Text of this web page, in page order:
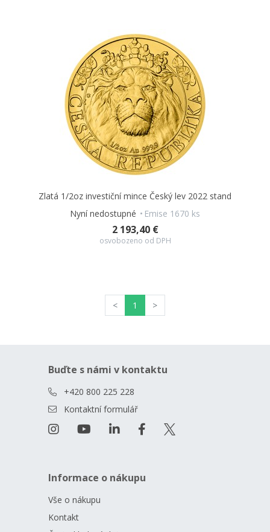
Zlatá 1/2oz investiční mince Český lev 2022 stand
Nyní nedostupné
Emise 1670 ks
2 193,40 €
osvobozeno od DPH
< 1 >
Buďte s námi v kontaktu
+420 800 225 228
Kontaktní formulář
Informace o nákupu
Vše o nákupu
Kontakt